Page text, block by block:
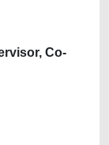
Co-